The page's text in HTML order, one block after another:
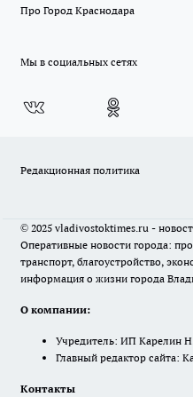
Про Город Краснодара
Мы в социальных сетях
Редакционная политика
© 2025 vladivostoktimes.ru -
Оперативные новости города:
транспорт, благоустройство,
информация о жизни города
О компании:
Учредитель: ИП Карелин
Главный редактор сайта:
Контакты